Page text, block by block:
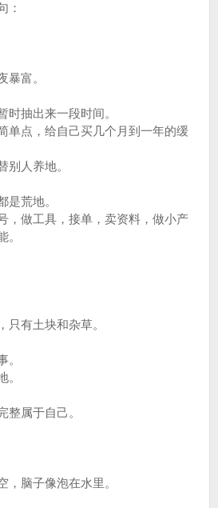
：
暴富。
时抽出来一段时间。
单点，给自己买几个月到一年的缓
别人养地。
是荒地。
，做工具，接单，卖资料，做小产
。
只有土块和杂草。
。
。
整属于自己。
，脑子像泡在水里。